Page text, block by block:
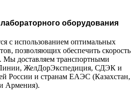
оборудования
с использованием оптимальных
позволяющих обеспечить скорость
Мы доставляем транспортными
ЖелДорЭкспедиция, СДЭК и
России и странам ЕАЭС (Казахстан,
Армения).